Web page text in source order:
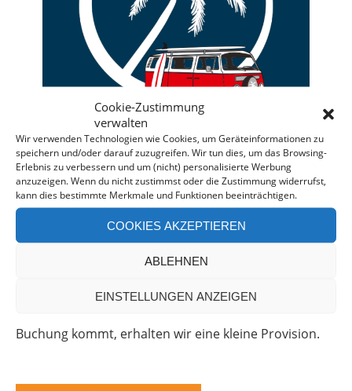
Cookie-Zustimmung
verwalten
Wir verwenden Technologien wie Cookies, um Geräteinformationen zu
speichern und/oder darauf zuzugreifen. Wir tun dies, um das Browsing-
Erlebnis zu verbessern und um (nicht) personalisierte Werbung
anzuzeigen. Wenn du nicht zustimmst oder die Zustimmung widerrufst,
kann dies bestimmte Merkmale und Funktionen beeinträchtigen.
COOKIES AKZEPTIEREN
ABLEHNEN
EINSTELLUNGEN ANZEIGEN
Deine individuelle Beratung bei der Campermiete
in Deutschland und Europa.
Bei einer Anfrage über diesen Banner erhältst Du
Rabatt! *
Offenlegung: Die Anfrage bei der Camper Oase ist
Buchung kommt, erhalten wir eine kleine Provision.